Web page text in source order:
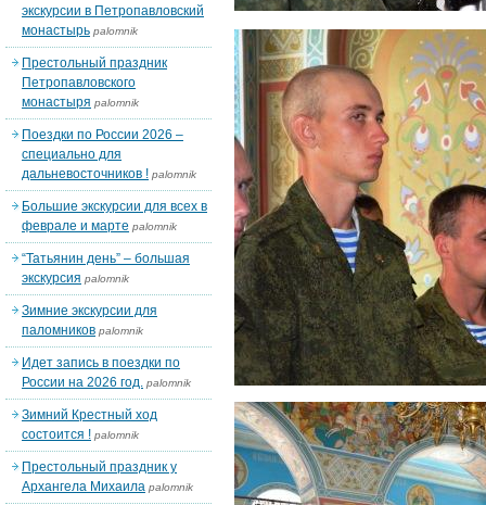
экскурсии в Петропавловский
монастырь palomnik
Престольный праздник
Петропавловского
монастыря palomnik
Поездки по России 2026 –
специально для
дальневосточников ! palomnik
Большие экскурсии для всех в
феврале и марте palomnik
“Татьянин день” – большая
экскурсия palomnik
Зимние экскурсии для
паломников palomnik
Идет запись в поездки по
России на 2026 год. palomnik
Зимний Крестный ход
состоится ! palomnik
Престольный праздник у
Архангела Михаила palomnik